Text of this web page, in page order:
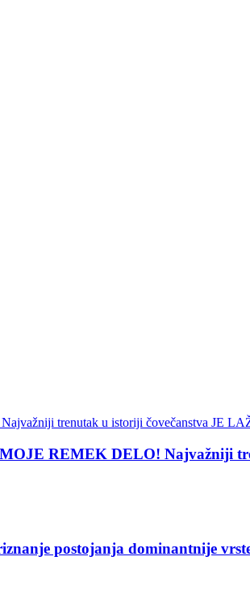
REMEK DELO! Najvažniji
postojanja dominantnije